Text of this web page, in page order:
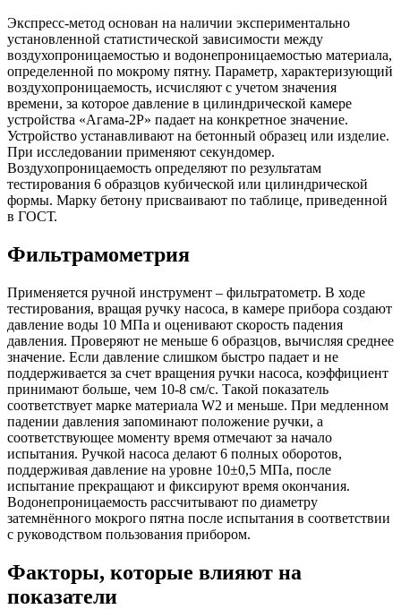
Экспресс-метод основан на наличии экспериментально
установленной статистической зависимости между
воздухопроницаемостью и водонепроницаемостью материала,
определенной по мокрому пятну. Параметр, характеризующий
воздухопроницаемость, исчисляют с учетом значения
времени, за которое давление в цилиндрической камере
устройства «Агама-2Р» падает на конкретное значение.
Устройство устанавливают на бетонный образец или изделие.
При исследовании применяют секундомер.
Воздухопроницаемость определяют по результатам
тестирования 6 образцов кубической или цилиндрической
формы. Марку бетону присваивают по таблице, приведенной
в ГОСТ.
Фильтрамометрия
Применяется ручной инструмент – фильтратометр. В ходе
тестирования, вращая ручку насоса, в камере прибора создают
давление воды 10 МПа и оценивают скорость падения
давления. Проверяют не меньше 6 образцов, вычисляя среднее
значение. Если давление слишком быстро падает и не
поддерживается за счет вращения ручки насоса, коэффициент
принимают больше, чем 10-8 см/с. Такой показатель
соответствует марке материала W2 и меньше. При медленном
падении давления запоминают положение ручки, а
соответствующее моменту время отмечают за начало
испытания. Ручкой насоса делают 6 полных оборотов,
поддерживая давление на уровне 10±0,5 МПа, после
испытание прекращают и фиксируют время окончания.
Водонепроницаемость рассчитывают по диаметру
затемнённого мокрого пятна после испытания в соответствии
с руководством пользования прибором.
Факторы, которые влияют на
показатели